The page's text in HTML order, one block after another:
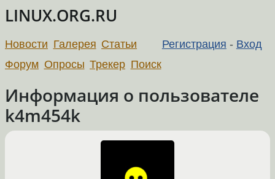
LINUX.ORG.RU
Регистрация - Вход
Новости Галерея Статьи
Форум Опросы Трекер Поиск
Информация о пользователе
k4m454k